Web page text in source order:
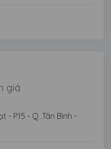
giá
P.15 - Q .Tân Bình -